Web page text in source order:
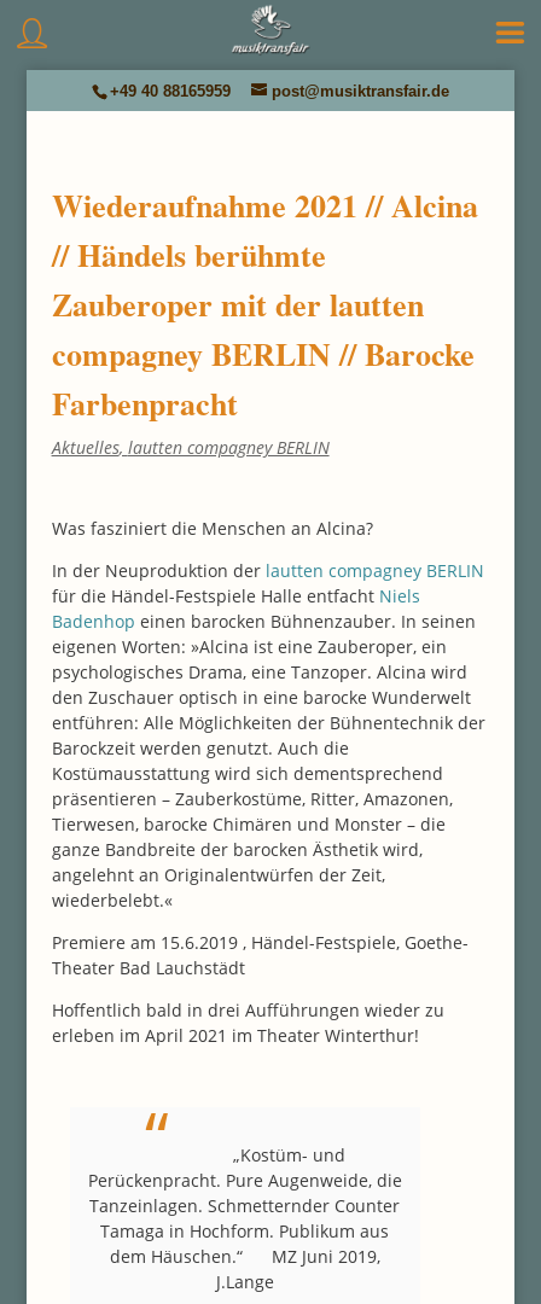
+49 40 88165959 post@musiktransfair.de
Wiederaufnahme 2021 // Alcina
// Händels berühmte
Zauberoper mit der lautten
compagney BERLIN // Barocke
Farbenpracht
Aktuelles, lautten compagney BERLIN
Was fasziniert die Menschen an Alcina?
In der Neuproduktion der lautten compagney BERLIN
für die Händel-Festspiele Halle entfacht Niels
Badenhop einen barocken Bühnenzauber. In seinen
eigenen Worten: »Alcina ist eine Zauberoper, ein
psychologisches Drama, eine Tanzoper. Alcina wird
den Zuschauer optisch in eine barocke Wunderwelt
entführen: Alle Möglichkeiten der Bühnentechnik der
Barockzeit werden genutzt. Auch die
Kostümausstattung wird sich dementsprechend
präsentieren – Zauberkostüme, Ritter, Amazonen,
Tierwesen, barocke Chimären und Monster – die
ganze Bandbreite der barocken Ästhetik wird,
angelehnt an Originalentwürfen der Zeit,
wiederbelebt.«
Premiere am 15.6.2019 , Händel-Festspiele, Goethe-
Theater Bad Lauchstädt
Hoffentlich bald in drei Aufführungen wieder zu
erleben im April 2021 im Theater Winterthur!
„Kostüm- und
Perückenpracht. Pure Augenweide, die
Tanzeinlagen. Schmetternder Counter
Tamaga in Hochform. Publikum aus
dem Häuschen.“
MZ Juni 2019,
J.Lange